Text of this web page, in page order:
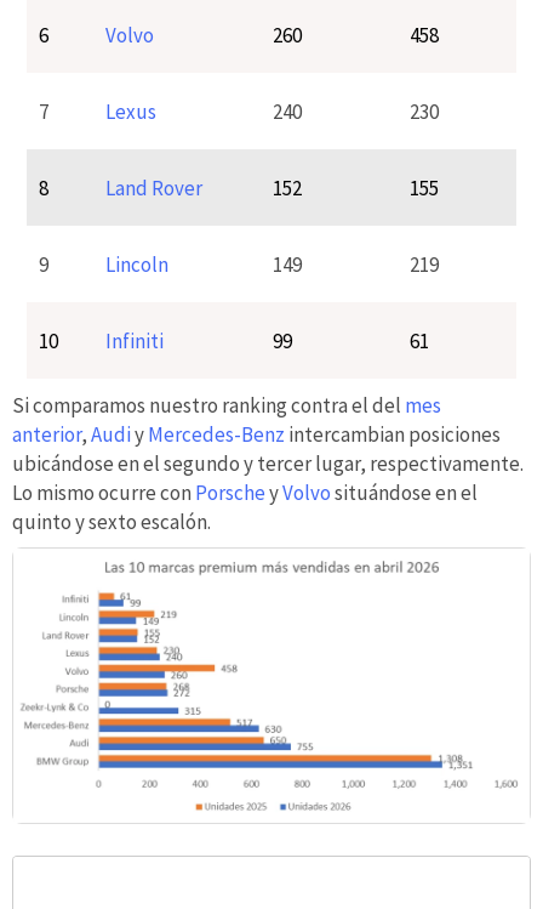
6 Volvo 260 458
7 Lexus 240 230
8 Land Rover 152 155
9 Lincoln 149 219
10 Infiniti 99 61
Si comparamos nuestro ranking contra el del mes
anterior,AudiyMercedes-Benz intercambian posiciones
ubicándose en el segundo y tercer lugar, respectivamente.
Lo mismo ocurre con PorscheyVolvosituándose en el
quinto y sexto escalón.